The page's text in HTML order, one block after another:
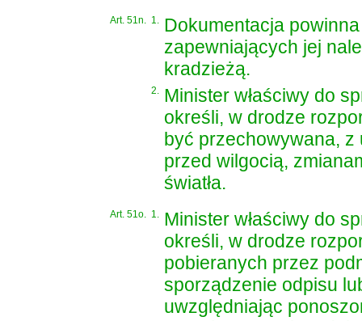
Art. 51n. 1.
Dokumentacja
zapewniających jej
kradzieżą.
2.
Minister właściwy do
określi, w drodze
być przechowywana,
przed wilgocią,
światła.
Art. 51o. 1.
Minister właściwy do
określi, w drodze
pobieranych przez
sporządzenie odpisu
uwzględniając